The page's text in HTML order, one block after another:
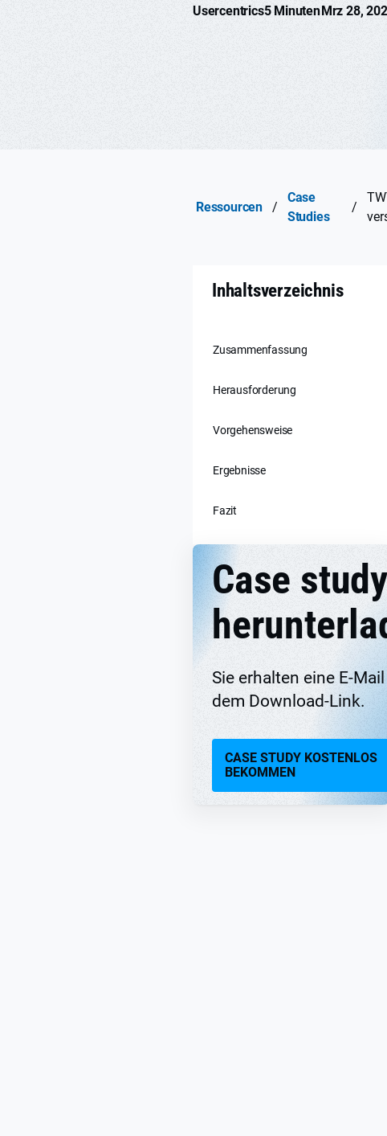
Usercentrics5 MinutenMrz 28,
Ressourcen /
Case
Studies
/
Inhaltsverzeichnis
Zusammenfassung
Herausforderung
Vorgehensweise
Ergebnisse
Fazit
Case study
Sie erhalten eine E-
dem Download-Link.
CASE STUDY KOSTENLOS
BEKOMMEN